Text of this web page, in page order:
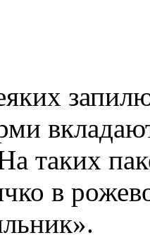
таких
в